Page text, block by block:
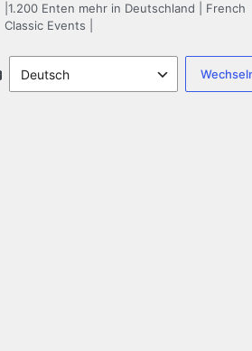
|1.200 Enten mehr in Deutschland | French
Classic Events |
Sprache